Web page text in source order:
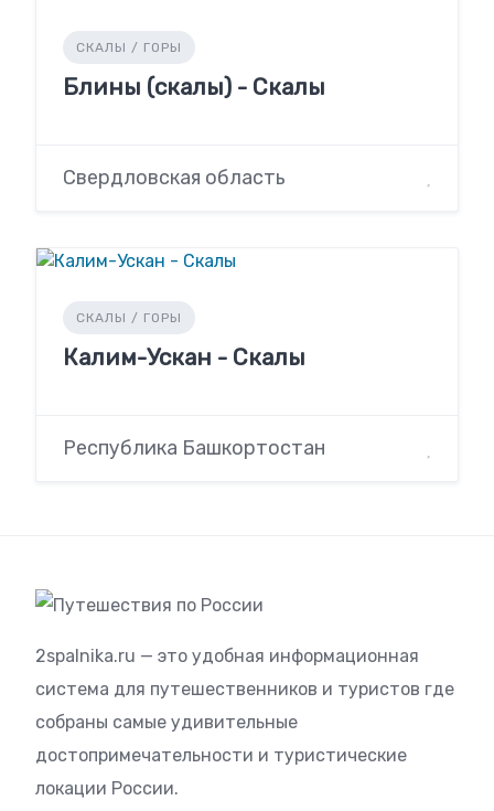
СКАЛЫ / ГОРЫ
Блины (скалы) - Скалы
Свердловская область
СКАЛЫ / ГОРЫ
Калим-Ускан - Скалы
Республика Башкортостан
2spalnika.ru — это удобная информационная
система для путешественников и туристов где
собраны самые удивительные
достопримечательности и туристические
локации России.